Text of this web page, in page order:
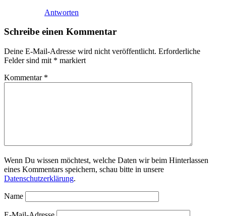
Antworten
Schreibe einen Kommentar
Deine E-Mail-Adresse wird nicht veröffentlicht. Erforderliche
Felder sind mit * markiert
Kommentar *
Wenn Du wissen möchtest, welche Daten wir beim Hinterlassen
eines Kommentars speichern, schau bitte in unsere
Datenschutzerklärung.
Name